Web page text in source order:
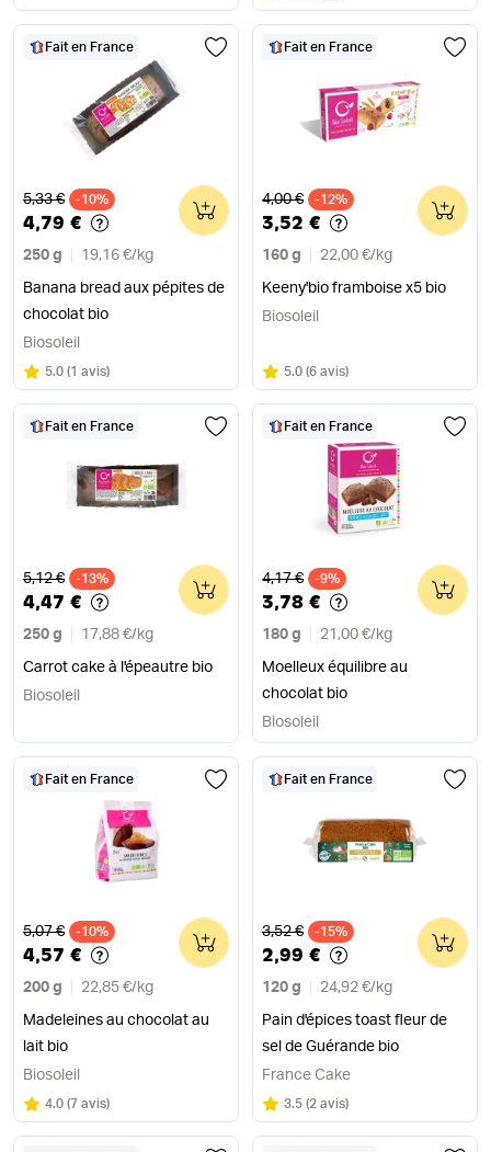
Fait en France
Ancien prix
5,33 € -10%
4,79 €
250 g 19,16 €/ kg
Banana bread aux pépites de
chocolat bio
0
Biosoleil
Note
5.0 sur 5
(1 avis)
Fait en France
Ancien prix
4,00 € -12%
3,52 €
160 g 22,00 €/ kg
Keeny'bio framboise x5 bio
0
Biosoleil
Note
5.0 sur 5
(6 avis)
Fait en France
Ancien prix
5,12 € -13%
4,47 €
250 g 17,88 €/ kg
Carrot cake à l'épeautre bio
0
Biosoleil
Fait en France
Ancien prix
4,17 € -9%
3,78 €
180 g 21,00 €/ kg
Moelleux équilibre au
chocolat bio
0
Biosoleil
Fait en France
Ancien prix
5,07 € -10%
4,57 €
200 g 22,85 €/ kg
Madeleines au chocolat au
lait bio
0
Biosoleil
Note
4.0 sur 5
(7 avis)
Fait en France
Ancien prix
3,52 € -15%
2,99 €
120 g 24,92 €/ kg
Pain d'épices toast fleur de
sel de Guérande bio
0
France Cake
Note
3.5 sur 5
(2 avis)